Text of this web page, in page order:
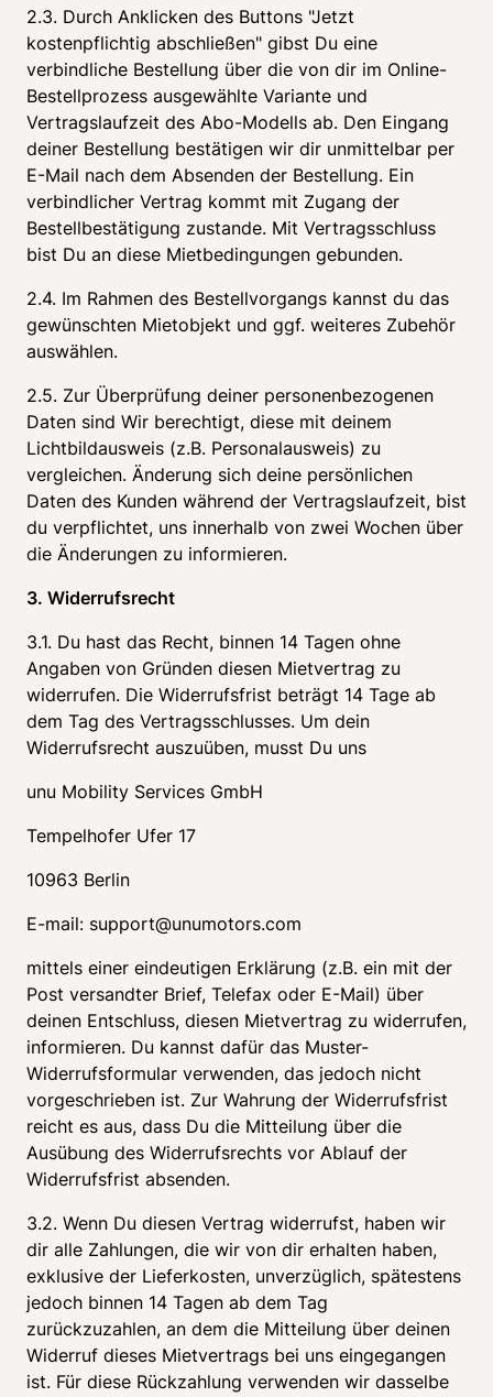
2.3. Durch Anklicken des Buttons "Jetzt
kostenpflichtig abschließen" gibst Du eine
verbindliche Bestellung über die von dir im Online-
Bestellprozess ausgewählte Variante und
Vertragslaufzeit des Abo-Modells ab. Den Eingang
deiner Bestellung bestätigen wir dir unmittelbar per
E-Mail nach dem Absenden der Bestellung. Ein
verbindlicher Vertrag kommt mit Zugang der
Bestellbestätigung zustande. Mit Vertragsschluss
bist Du an diese Mietbedingungen gebunden.
2.4. Im Rahmen des Bestellvorgangs kannst du das
gewünschten Mietobjekt und ggf. weiteres Zubehör
auswählen.
2.5. Zur Überprüfung deiner personenbezogenen
Daten sind Wir berechtigt, diese mit deinem
Lichtbildausweis (z.B. Personalausweis) zu
vergleichen. Änderung sich deine persönlichen
Daten des Kunden während der Vertragslaufzeit, bist
du verpflichtet, uns innerhalb von zwei Wochen über
die Änderungen zu informieren.
3. Widerrufsrecht
3.1. Du hast das Recht, binnen 14 Tagen ohne
Angaben von Gründen diesen Mietvertrag zu
widerrufen. Die Widerrufsfrist beträgt 14 Tage ab
dem Tag des Vertragsschlusses. Um dein
Widerrufsrecht auszuüben, musst Du uns
unu Mobility Services GmbH
Tempelhofer Ufer 17
10963 Berlin
E-mail: support@unumotors.com
mittels einer eindeutigen Erklärung (z.B. ein mit der
Post versandter Brief, Telefax oder E-Mail) über
deinen Entschluss, diesen Mietvertrag zu widerrufen,
informieren. Du kannst dafür das Muster-
Widerrufsformular verwenden, das jedoch nicht
vorgeschrieben ist. Zur Wahrung der Widerrufsfrist
reicht es aus, dass Du die Mitteilung über die
Ausübung des Widerrufsrechts vor Ablauf der
Widerrufsfrist absenden.
3.2. Wenn Du diesen Vertrag widerrufst, haben wir
dir alle Zahlungen, die wir von dir erhalten haben,
exklusive der Lieferkosten, unverzüglich, spätestens
jedoch binnen 14 Tagen ab dem Tag
zurückzuzahlen, an dem die Mitteilung über deinen
Widerruf dieses Mietvertrags bei uns eingegangen
ist. Für diese Rückzahlung verwenden wir dasselbe